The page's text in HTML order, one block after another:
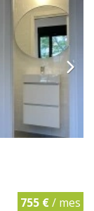
755 €/ mes